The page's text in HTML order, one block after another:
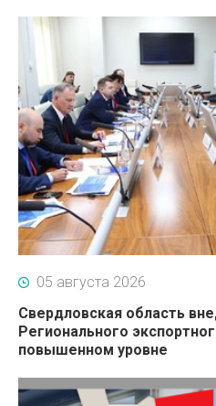
05 августа 2026
Свердловская область
Регионального
повышенном уровне